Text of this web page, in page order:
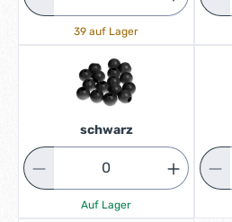
39 auf Lager
schwarz
Auf Lager